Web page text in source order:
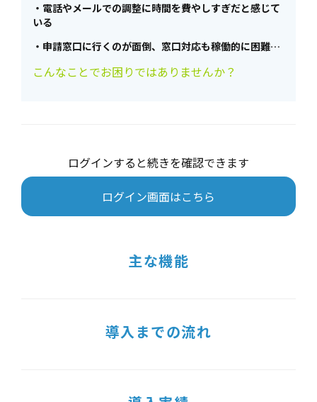
・電話やメールでの調整に時間を費やしすぎだと感じて
いる
・申請窓口に行くのが面倒、窓口対応も稼働的に困難…
こんなことでお困りではありませんか？
ログインすると続きを確認できます
ログイン画面はこちら
主な機能
導入までの流れ